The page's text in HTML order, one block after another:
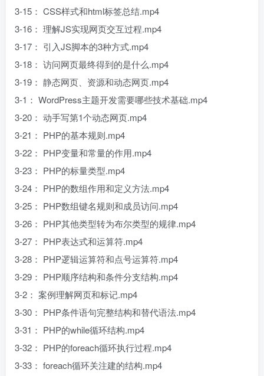
3-15： CSS样式和html标签总结.mp4
3-16： 理解JS实现网页交互过程.mp4
3-17： 引入JS脚本的3种方式.mp4
3-18： 访问网页最终得到的是什么.mp4
3-19： 静态网页、资源和动态网页.mp4
3-1： WordPress主题开发需要哪些技术基础.mp4
3-20： 动手写第1个动态网页.mp4
3-21： PHP的基本规则.mp4
3-22： PHP变量和常量的作用.mp4
3-23： PHP的标量类型.mp4
3-24： PHP的数组作用和定义方法.mp4
3-25： PHP数组键名规则和成员访问.mp4
3-26： PHP其他类型转为布尔类型的规律.mp4
3-27： PHP表达式和运算符.mp4
3-28： PHP逻辑运算符和点号运算符.mp4
3-29： PHP顺序结构和条件分支结构.mp4
3-2： 案例理解网页和标记.mp4
3-30： PHP条件语句完整结构和替代语法.mp4
3-31： PHP的while循环结构.mp4
3-32： PHP的foreach循环执行过程.mp4
3-33： foreach循环关注建的结构.mp4